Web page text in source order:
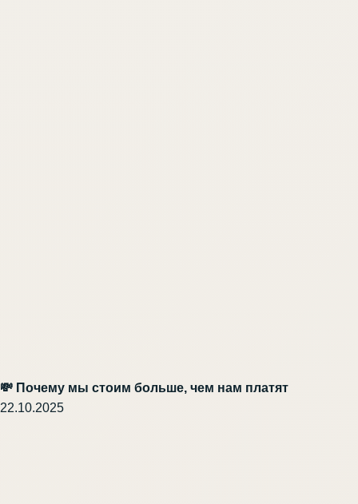
💸 Почему мы стоим больше, чем нам платят
22.10.2025